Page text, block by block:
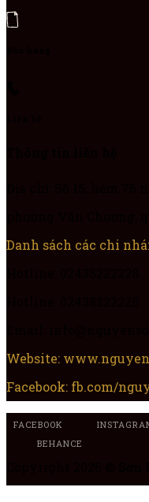
Danh sách các chi
Website:
Facebook: fb.com/
FACEBOOK
BEHANCE